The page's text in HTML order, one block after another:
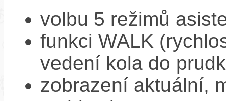
volbu 5 režimů
funkci WALK
vedení kola do
zobrazení aktuální,